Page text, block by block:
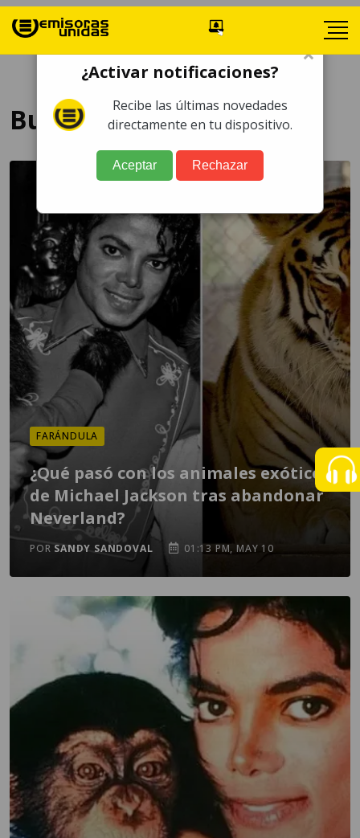
Bubbles
FARÁNDULA
¿Qué pasó con los animales exóticos
de Michael Jackson tras abandonar
Neverland?
PORSANDY SANDOVAL 01:13 PM, MAY 10
×
¿Activar notificaciones?
Recibe las últimas novedades
directamente en tu dispositivo.
Aceptar Rechazar